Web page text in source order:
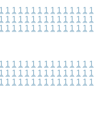
1 1 1 1 1 1 1 1 1 1 1 1 1 1 1
1 1 1 1 1 1 1 1 1 1 1 1 1 1 1
1 1 1 1 1 1 1 1 1 1 1 1 1 1 1
1 1 1 1 1 1 1 1 1 1 1 1 1 1 1
1 1 1 1 1 1 1 1 1 1 1 1 1 1 1
1 1 1 1 1 1 1 1 1 1 1 1 1 1 1